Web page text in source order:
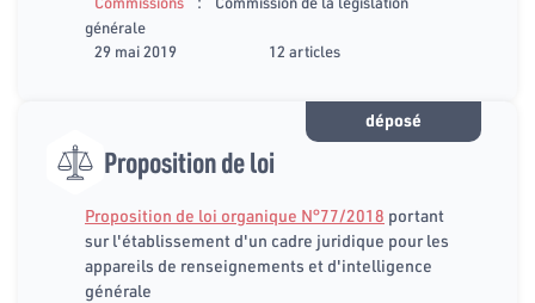
générale
29 mai 2019
12 articles
déposé
Proposition de loi
Proposition de loi organique N°77/2018 portant
sur l'établissement d'un cadre juridique pour les
appareils de renseignements et d'intelligence
générale